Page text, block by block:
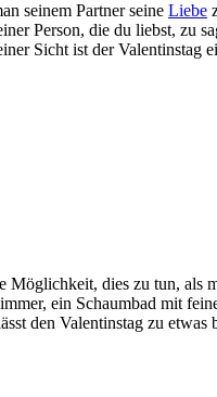
seinem Partner seine Liebe
Person, die du liebst, zu
Sicht ist der Valentinstag
dies zu tun, als
ein Schaumbad mit
den Valentinstag zu etwas